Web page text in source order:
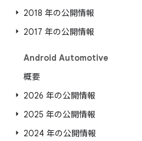
2018 年の公開情報
2017 年の公開情報
Android Automotive
概要
2026 年の公開情報
2025 年の公開情報
2024 年の公開情報